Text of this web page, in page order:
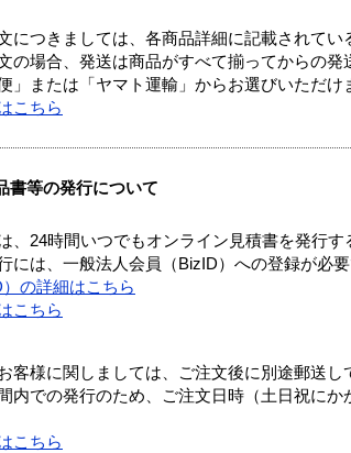
につきましては、各商品詳細に記載されてい
の場合、発送は商品がすべて揃ってからの発
」または「ヤマト運輸」からお選びいただけ
こちら
書等の発行について
、24時間いつでもオンライン見積書を発行す
には、一般法人会員（BizID）への登録が必要
の詳細はこちら
こちら
客様に関しましては、ご注文後に別途郵送し
内での発行のため、ご注文日時（土日祝に
こちら